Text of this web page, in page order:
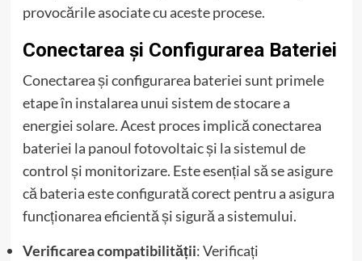
provocările asociate cu aceste procese.
Conectarea și Configurarea Bateriei
Conectarea și configurarea bateriei sunt primele
etape în instalarea unui sistem de stocare a
energiei solare. Acest proces implică conectarea
bateriei la panoul fotovoltaic și la sistemul de
control și monitorizare. Este esențial să se asigure
că bateria este configurată corect pentru a asigura
funcționarea eficientă și sigură a sistemului.
Verificarea compatibilității: Verificați